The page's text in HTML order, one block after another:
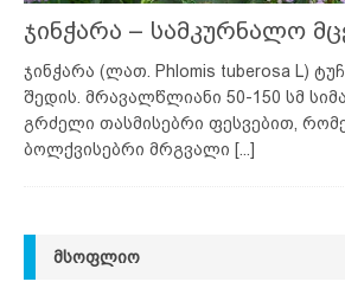
ჯინჭარა – სამკურნალო
ჯინჭარა (ლათ. Phlomis tuberosa L)
შედის. მრავალწლიანი 50-150 სმ
გრძელი თასმისებრი ფესვებით,
ბოლქვისებრი მრგვალი [...]
ᲛᲡᲝᲤᲚᲘᲝ